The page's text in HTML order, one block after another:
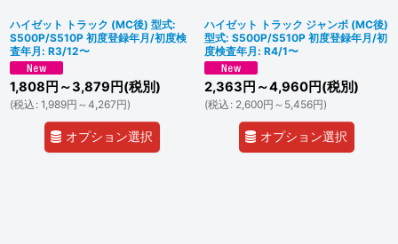
ハイゼット トラック (MC後) 型式:
S500P/S510P 初度登録年月/初度検
査年月: R3/12〜
1,808 円 ～3,879 円(税別)
(税込 : 1,989円 ～4,267円)
オプション選択
ハイゼット トラック ジャンボ (MC後)
型式: S500P/S510P 初度登録年月/初
度検査年月: R4/1〜
2,363 円 ～4,960円(税別)
(税込 : 2,600円 ～5,456円)
オプション選択